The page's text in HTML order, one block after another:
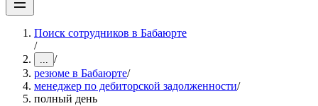
Поиск сотрудников в Бабаюрте
/
... /
резюме в Бабаюрте/
менеджер по дебиторской задолженности/
полный день